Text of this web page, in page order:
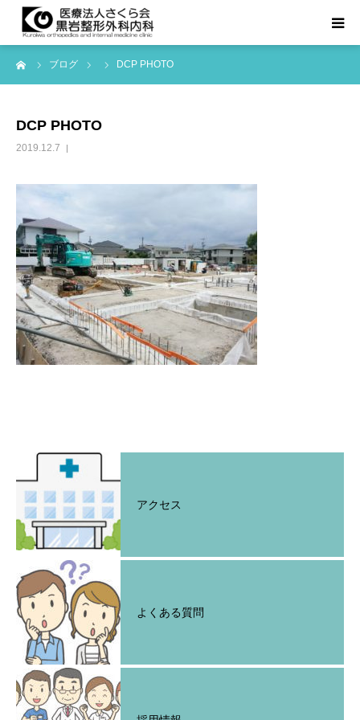
ブログ DCP PHOTO
DCP PHOTO
2019.12.7
アクセス
よくある質問
TOPページ
アクセス
よくある質問